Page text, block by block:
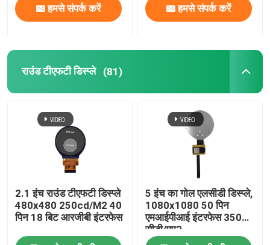
टच स्क्रीन टीएफटी डिस्प्ले
AMOLED डिस्प्ले मॉड्यूल
माइक्रो ओएलईडी प्रदर्शन
बार टाइप टीएफटी
वर्ग टीएफटी डिस्प्ले
हमसे संपर्क करें हमसे संपर्क करें
राउंड टीएफटी डिस्प्ले (81)
2.1 इंच राउंड टीएफटी डिस्प्ले
480x480 250cd/M2 40
पिन 18 बिट आरजीबी इंटरफेस
5 इंच का गोल एलसीडी डिस्प्ले,
1080x1080 50 पिन
एमआईपीआई इंटरफेस 350
सीडी/एम2